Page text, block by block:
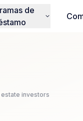
de
investors